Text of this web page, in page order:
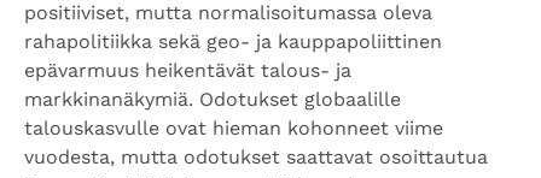
positiiviset, mutta normalisoitumassa oleva
rahapolitiikka sekä geo- ja kauppapoliittinen
epävarmuus heikentävät talous- ja
markkinanäkymiä. Odotukset globaalille
talouskasvulle ovat hieman kohonneet viime
vuodesta, mutta odotukset saattavat osoittautua